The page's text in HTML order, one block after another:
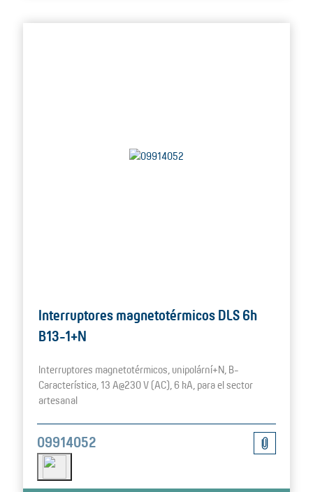
Interruptores magnetotérmicos DLS 6h
B13-1+N
Interruptores magnetotérmicos, unipolární+N, B-
Característica, 13 A@230 V (AC), 6 kA, para el sector
artesanal
09914052